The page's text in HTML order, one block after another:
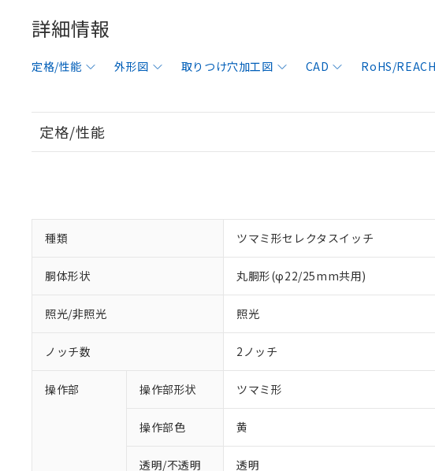
詳細情報
定格/性能 外形図 取りつけ穴加工図 CAD RoHS/
定格/性能
種類 ツマミ形セレクタスイッチ
胴体形状 丸胴形(φ22/25mm共用)
照光/非照光 照光
ノッチ数 2ノッチ
操作部 操作部形状 ツマミ形
操作部色 黄
透明/不透明 透明